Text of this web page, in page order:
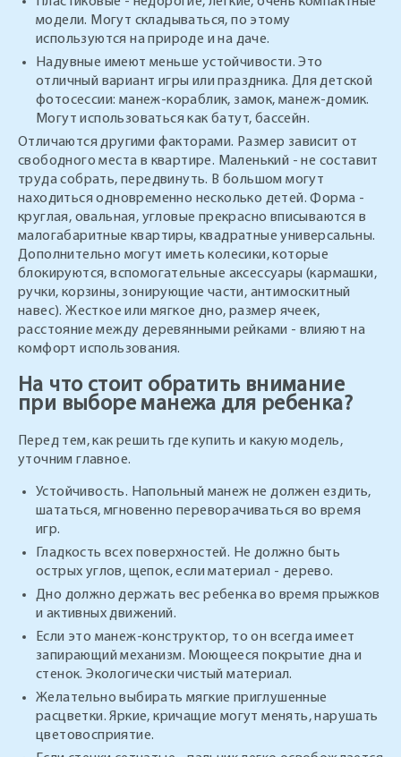
модели. Могут складываться, по этому
используются на природе и на даче.
Надувные имеют меньше устойчивости. Это
отличный вариант игры или праздника. Для детской
фотосессии: манеж-кораблик, замок, манеж-домик.
Могут использоваться как батут, бассейн.
Отличаются другими факторами. Размер зависит от
свободного места в квартире. Маленький - не составит
труда собрать, передвинуть. В большом могут
находиться одновременно несколько детей. Форма -
круглая, овальная, угловые прекрасно вписываются в
малогабаритные квартиры, квадратные универсальны.
Дополнительно могут иметь колесики, которые
блокируются, вспомогательные аксессуары (кармашки,
ручки, корзины, зонирующие части, антимоскитный
навес). Жесткое или мягкое дно, размер ячеек,
расстояние между деревянными рейками - влияют на
комфорт использования.
На что стоит обратить внимание
при выборе манежа для ребенка?
Перед тем, как решить где купить и какую модель,
уточним главное.
Устойчивость. Напольный манеж не должен ездить,
шататься, мгновенно переворачиваться во время
игр.
Гладкость всех поверхностей. Не должно быть
острых углов, щепок, если материал - дерево.
Дно должно держать вес ребенка во время прыжков
и активных движений.
Если это манеж-конструктор, то он всегда имеет
запирающий механизм. Моющееся покрытие дна и
стенок. Экологически чистый материал.
Желательно выбирать мягкие приглушенные
расцветки. Яркие, кричащие могут менять, нарушать
цветовосприятие.